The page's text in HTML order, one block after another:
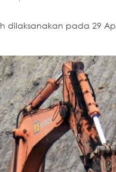
dilaksanakan pada 29